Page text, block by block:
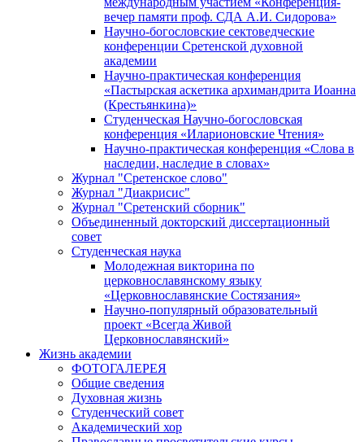
вечер памяти проф. СДА А.И. Сидорова»
Научно-богословские сектоведческие
конференции Сретенской духовной
академии
Научно-практическая конференция
«Пастырская аскетика архимандрита Иоанна
(Крестьянкина)»
Студенческая Научно-богословская
конференция «Иларионовские Чтения»
Научно-практическая конференция «Cлова в
наследии, наследие в словах»
Журнал "Сретенское слово"
Журнал "Диакрисис"
Журнал "Сретенский сборник"
Объединенный докторский диссертационный
совет
Студенческая наука
Молодежная викторина по
церковнославянскому языку
«Церковнославянские Состязания»
Научно-популярный образовательный
проект «Всегда Живой
Церковнославянский»
Жизнь академии
ФОТОГАЛЕРЕЯ
Общие сведения
Духовная жизнь
Студенческий совет
Академический хор